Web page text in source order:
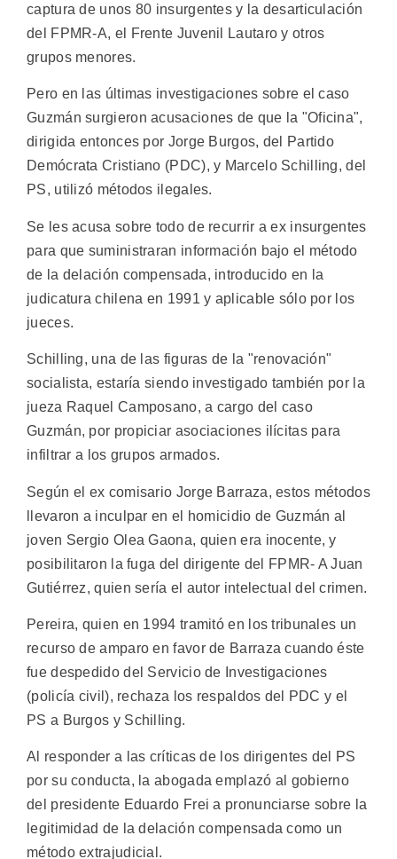
captura de unos 80 insurgentes y la desarticulación
del FPMR-A, el Frente Juvenil Lautaro y otros
grupos menores.
Pero en las últimas investigaciones sobre el caso
Guzmán surgieron acusaciones de que la "Oficina",
dirigida entonces por Jorge Burgos, del Partido
Demócrata Cristiano (PDC), y Marcelo Schilling, del
PS, utilizó métodos ilegales.
Se les acusa sobre todo de recurrir a ex insurgentes
para que suministraran información bajo el método
de la delación compensada, introducido en la
judicatura chilena en 1991 y aplicable sólo por los
jueces.
Schilling, una de las figuras de la "renovación"
socialista, estaría siendo investigado también por la
jueza Raquel Camposano, a cargo del caso
Guzmán, por propiciar asociaciones ilícitas para
infiltrar a los grupos armados.
Según el ex comisario Jorge Barraza, estos métodos
llevaron a inculpar en el homicidio de Guzmán al
joven Sergio Olea Gaona, quien era inocente, y
posibilitaron la fuga del dirigente del FPMR- A Juan
Gutiérrez, quien sería el autor intelectual del crimen.
Pereira, quien en 1994 tramitó en los tribunales un
recurso de amparo en favor de Barraza cuando éste
fue despedido del Servicio de Investigaciones
(policía civil), rechaza los respaldos del PDC y el
PS a Burgos y Schilling.
Al responder a las críticas de los dirigentes del PS
por su conducta, la abogada emplazó al gobierno
del presidente Eduardo Frei a pronunciarse sobre la
legitimidad de la delación compensada como un
método extrajudicial.